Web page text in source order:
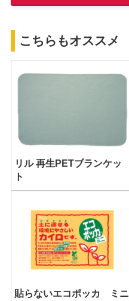
こちらもオススメ
リル 再生PETブランケッ
ト
貼らないエコポッカ ミニ